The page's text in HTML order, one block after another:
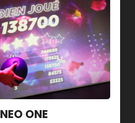
NEO ONE